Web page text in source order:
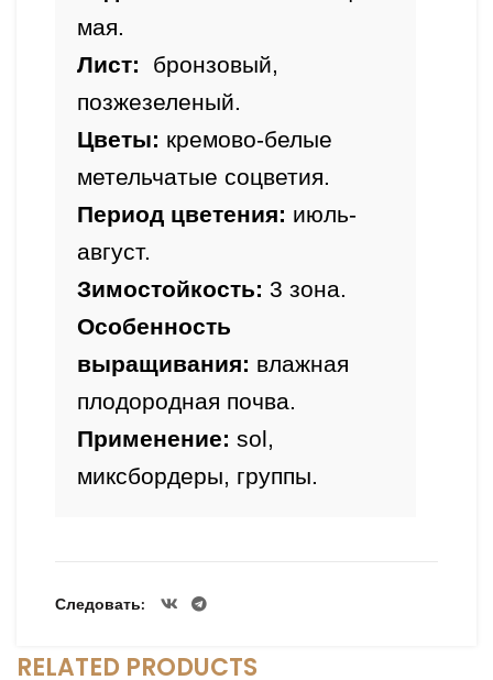
мая.
Лист:
бронзовый,
позжезеленый.
Цветы: кремово-белые
метельчатые соцветия.
Период цветения: июль-
август.
Зимостойкость:
Особенность
выращивания: влажная
плодородная почва.
Применение: sol,
миксбордеры, группы.
Следовать
RELATED PRODUCTS